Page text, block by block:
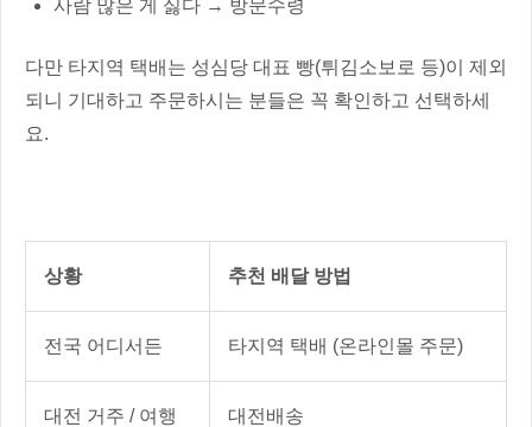
사람 많은 게 싫다 → 방문수령
다만 타지역 택배는 성심당 대표 빵(튀김소보로 등)이 제외
되니 기대하고 주문하시는 분들은 꼭 확인하고 선택하세
요.
상황 추천 배달 방법
전국 어디서든 타지역 택배 (온라인몰 주문)
대전 거주 / 여행 대전배송